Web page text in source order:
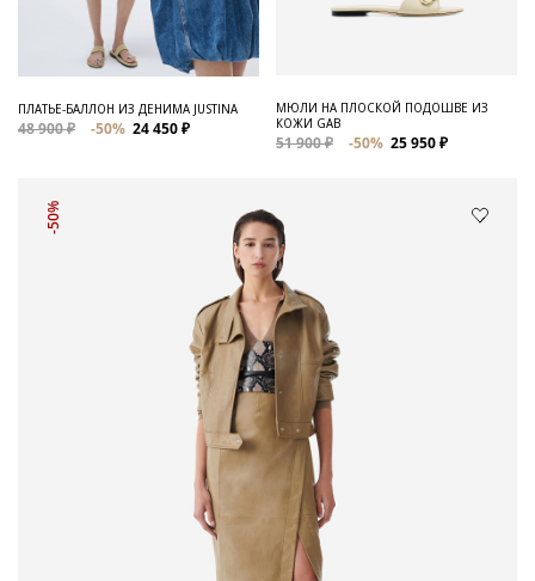
ПЛАТЬЕ-БАЛЛОН ИЗ ДЕНИМА JUSTINA
48 900 ₽ -50% 24 450 ₽
МЮЛИ НА ПЛОСКОЙ ПОДОШВЕ ИЗ
КОЖИ GAB
51 900 ₽ -50% 25 950 ₽
-50%